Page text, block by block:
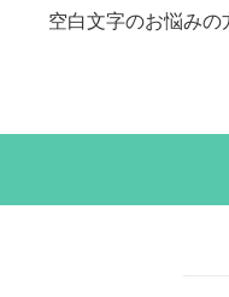
空白文字のお悩み